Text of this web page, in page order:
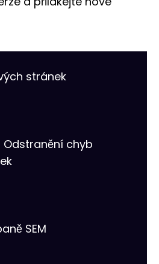
stránek
Odstranění chyb
SEM